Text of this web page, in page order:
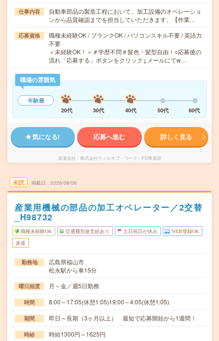
仕事内容
自動車部品の製造工程において、加工設備のオペレーショ
ンから品質確認までを担当していただきます。【作業…
応募資格
職種未経験OK / ブランクOK / パソコンスキル不要 / 英語力
不要
＜未経験OK！＞＃学歴不問＃髪色・髪型自由！○応募後の
流れ「応募する」ボタンをクリック↓メールにてw…
職場の雰囲気
年齢層
20代
30代 40代 50代 60代
気になる! 応募へ進む 詳しく見る
派遣会社 株式会社ウィルオブ・ワーク FO事業部
未読 掲載日 2026/08/06
産業用機械の部品の加工オペレーター／2交替
_H98732
職種未経験OK 交通費別途支給あり 土日祝日が休み WEB登録OK
派遣
勤務地
広島県福山市
松永駅から車15分
曜日頻度 月～金／週5日勤務
時間 8:00～17:05(休憩1:05)19:00～4:05(休憩1:05)
期間 即日～長期（3ヶ月以上） 最短で応募開始から1週間！
時給 時給1300円～1625円